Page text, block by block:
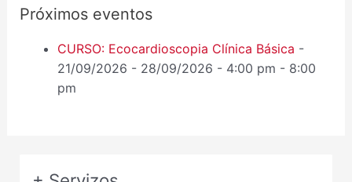
Próximos eventos
CURSO: Ecocardioscopia Clínica Básica -
21/09/2026 - 28/09/2026 - 4:00 pm - 8:00
pm